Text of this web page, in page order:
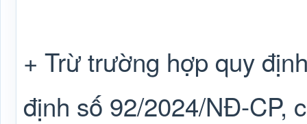
+ Trừ trường hợp quy
định số 92/2024/NĐ-CP,